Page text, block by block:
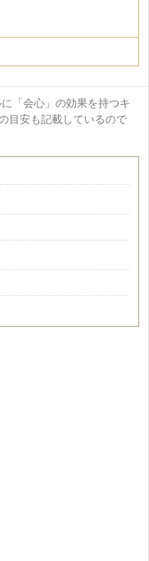
「会心」の効果を持つキ
目安も記載しているので